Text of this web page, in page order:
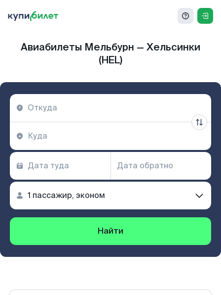
Авиабилеты Мельбурн — Хельсинки
(HEL)
Найти